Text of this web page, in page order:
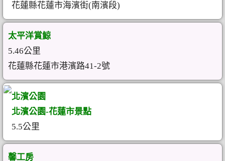
花蓮縣花蓮市海濱街(南濱段)
太平洋賞鯨
5.46公里
花蓮縣花蓮市港濱路41-2號
北濱公園
北濱公園-花蓮市景點
5.5公里
馨工房